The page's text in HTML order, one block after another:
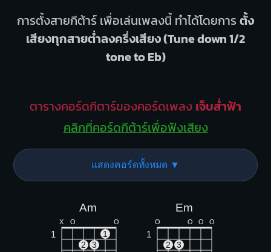
การตั้งสายกีต้าร์ เพื่อเล่นเพลงนี้ ทำได้โดยการตั้ง
เสียงทุกสายต่ำลงครึ่งเสียง (Tune down 1/2
tone to Eb)
ตารางคอร์ดกีตาร์ของคอร์ดเพลง เจ็บส่ำฟ้า
คลิกที่คอร์ดกีต้าร์เพื่อฟังเสียง
แสดงคอร์ดทั้งหมด ▼
Am
X O O
1
1
2
3
Em
O O O O
1
2 3